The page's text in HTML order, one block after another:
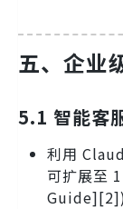
五、企业
5.1 智能客
利用
可扩展至